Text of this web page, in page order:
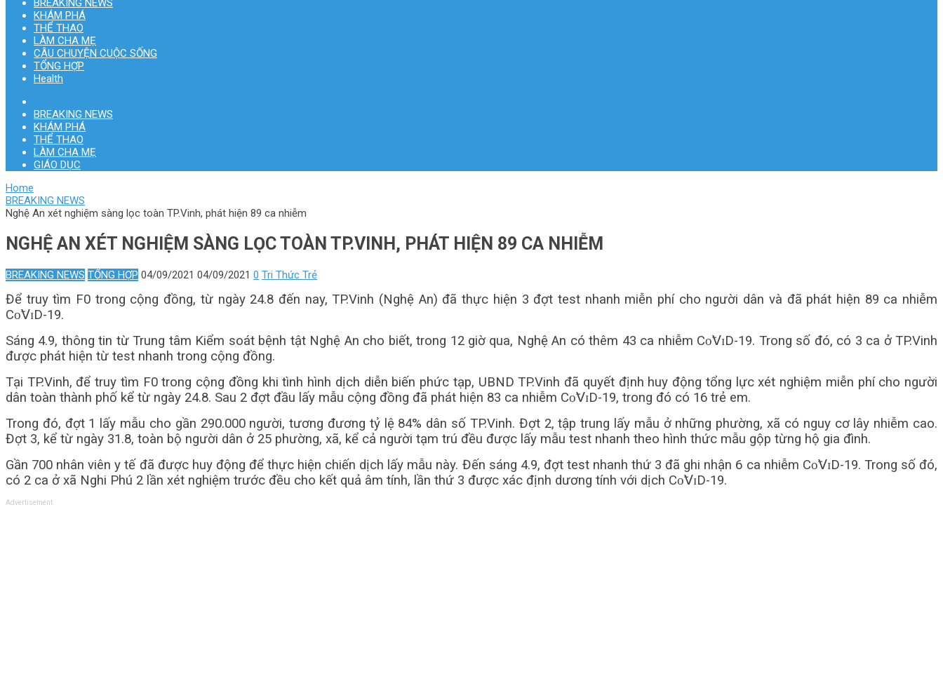
KHÁM PHÁ
THỂ THAO
LÀM CHA MẸ
CÂU CHUYỆN CUỘC SỐNG
TỔNG HỢP
Health
BREAKING NEWS
KHÁM PHÁ
THỂ THAO
LÀM CHA MẸ
GIÁO DỤC
Home
BREAKING NEWS
Nghệ An xét nghiệm sàng lọc toàn TP.Vinh, phát hiện 89 ca nhiễm
NGHỆ AN XÉT NGHIỆM SÀNG LỌC TOÀN TP.VINH, PHÁT HIỆN 89 CA NHIỄM
BREAKING NEWS TỔNG HỢP 04/09/2021 04/09/2021 0 Tri Thức Trẻ
Để truy tìm F0 trong cộng đồng, từ ngày 24.8 đến nay, TP.Vinh (Nghệ An) đã thực hiện 3 đợt test nhanh miễn phí cho người dân và đã phát hiện 89 ca nhiễm
Сᴏ̃𝖵ɪD-19.
Sáng 4.9, thông tin từ Trung tâm Kiểm soát bệnh tật Nghệ An cho biết, trong 12 giờ qua, Nghệ An có thêm 43 ca nhiễm Сᴏ̃𝖵ɪD-19. Trong số đó, có 3 ca ở TP.Vinh
được phát hiện từ test nhanh trong cộng đồng.
Tại TP.Vinh, để truy tìm F0 trong cộng đồng khi tình hình dịch diễn biến phức tạp, UBND TP.Vinh đã quyết định huy động tổng lực xét nghiệm miễn phí cho người
dân toàn thành phố kể từ ngày 24.8. Sau 2 đợt đầu lấy mẫu cộng đồng đã phát hiện 83 ca nhiễm Сᴏ̃𝖵ɪD-19, trong đó có 16 trẻ em.
Trong đó, đợt 1 lấy mẫu cho gần 290.000 người, tương đương tỷ lệ 84% dân số TP.Vinh. Đợt 2, tập trung lấy mẫu ở những phường, xã có nguy cơ lây nhiễm cao.
Đợt 3, kể từ ngày 31.8, toàn bộ người dân ở 25 phường, xã, kể cả người tạm trú đều được lấy mẫu test nhanh theo hình thức mẫu gộp từng hộ gia đình.
Gần 700 nhân viên y tế đã được huy động để thực hiện chiến dịch lấy mẫu này. Đến sáng 4.9, đợt test nhanh thứ 3 đã ghi nhận 6 ca nhiễm Сᴏ̃𝖵ɪD-19. Trong số đó,
có 2 ca ở xã Nghi Phú 2 lần xét nghiệm trước đều cho kết quả âm tính, lần thứ 3 được xác định dương tính với dịch Сᴏ̃𝖵ɪD-19.
Advertisement